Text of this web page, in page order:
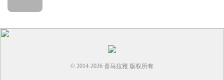
© 2014-2026 喜马拉雅 版权所有